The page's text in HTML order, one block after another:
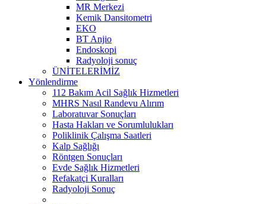
MR Merkezi
Kemik Dansitometri
EKO
BT Anjio
Endoskopi
Radyoloji sonuç
ÜNİTELERİMİZ
Yönlendirme
112 Bakım Acil Sağlık Hizmetleri
MHRS Nasıl Randevu Alırım
Laboratuvar Sonuçları
Hasta Hakları ve Sorumlulukları
Poliklinik Çalışma Saatleri
Kalp Sağlığı
Röntgen Sonuçları
Evde Sağlık Hizmetleri
Refakatçi Kuralları
Radyoloji Sonuç